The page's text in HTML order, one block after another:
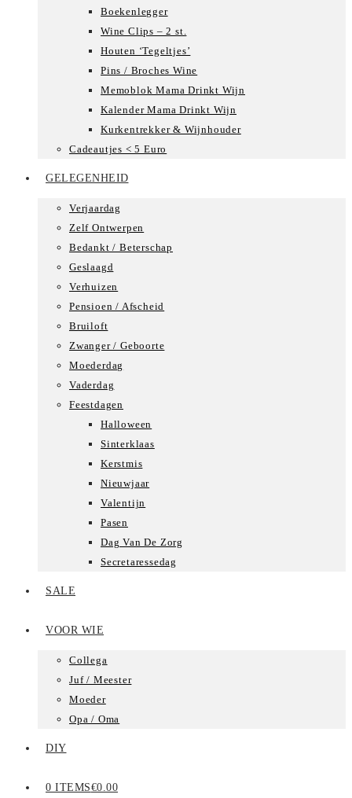
Boekenlegger
Wine Clips – 2 st.
Houten ‘Tegeltjes’
Pins / Broches Wine
Memoblok Mama Drinkt Wijn
Kalender Mama Drinkt Wijn
Kurkentrekker & Wijnhouder
Cadeautjes < 5 Euro
GELEGENHEID
Verjaardag
Zelf Ontwerpen
Bedankt / Beterschap
Geslaagd
Verhuizen
Pensioen / Afscheid
Bruiloft
Zwanger / Geboorte
Moederdag
Vaderdag
Feestdagen
Halloween
Sinterklaas
Kerstmis
Nieuwjaar
Valentijn
Pasen
Dag Van De Zorg
Secretaressedag
SALE
VOOR WIE
Collega
Juf / Meester
Moeder
Opa / Oma
DIY
0 ITEMS€0.00